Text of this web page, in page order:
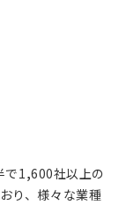
で1 ,600社以上の
り、様々な業種